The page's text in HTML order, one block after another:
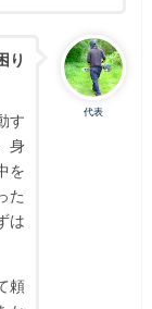
代表
り
す
身
を
た
は
頼